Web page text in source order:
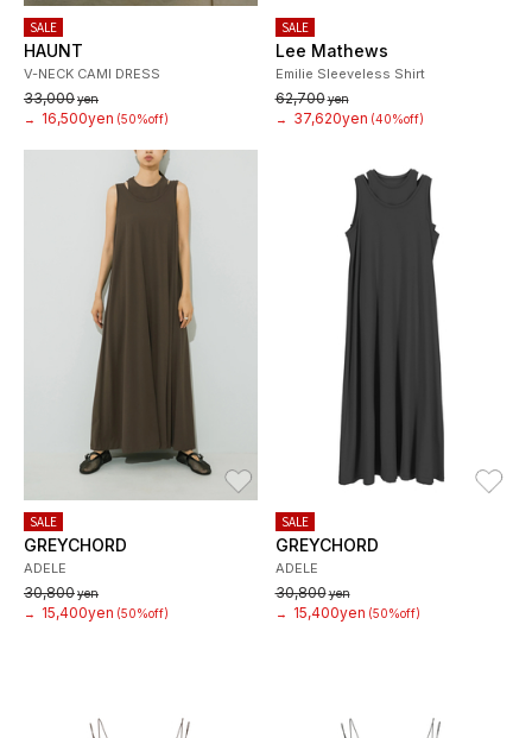
SALE
HAUNT
V-NECK CAMI DRESS
33,000yen
→
16,500yen (50%off)
SALE
Lee Mathews
Emilie Sleeveless Shirt
62,700yen
→
37,620yen (40%off)
SALE
GREYCHORD
ADELE
30,800yen
→
15,400yen (50%off)
SALE
GREYCHORD
ADELE
30,800yen
→
15,400yen (50%off)